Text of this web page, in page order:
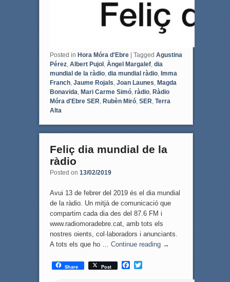
Posted in Hora Móra d'Ebre | Tagged Agustina
Pérez, Albert Pujol, Àngel Margalef, dia
mundial de la ràdio, dia mundial ràdio, Imma
Franch, Jaume Rojals Joan Launes Magda
Bonavida Mari Carme Simó, ràdio, Ràdio
Móra d'Ebre SER Rubèn Miró, SER Terra
Alta
Feliç dia mundial de la
ràdio
Posted on 13/02/2019
Avui 13 de febrer del 2019 és el dia mundial
de la ràdio. Un mitjà de comunicació que
compartim cada dia des del 87.6 FM i
www.radiomoradebre.cat, amb tots els
nostres oients, col·laboradors i anunciants.
A tots els que ho … Continue reading →
Share Post
F
T